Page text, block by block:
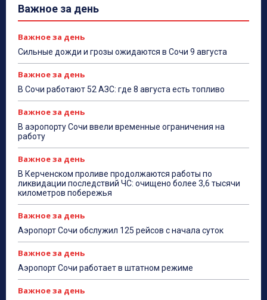
Важное за день
Важное за день
Сильные дожди и грозы ожидаются в Сочи 9 августа
Важное за день
В Сочи работают 52 АЗС: где 8 августа есть топливо
Важное за день
В аэропорту Сочи ввели временные ограничения на
работу
Важное за день
В Керченском проливе продолжаются работы по
ликвидации последствий ЧС: очищено более 3,6 тысячи
километров побережья
Важное за день
Аэропорт Сочи обслужил 125 рейсов с начала суток
Важное за день
Аэропорт Сочи работает в штатном режиме
Важное за день